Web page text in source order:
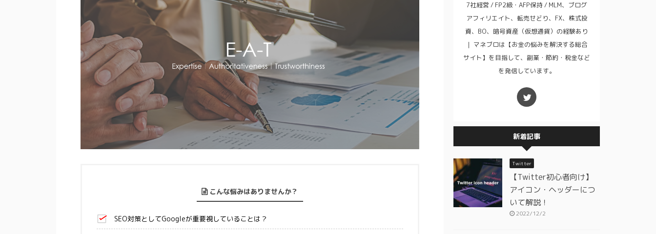
こんな悩みはありませんか？
SEO対策としてGoogleが重要視していることは？
7社経営 / FP2級・AFP保持 / MLM、ブログ
アフィリエイト、転売せどり、FX、株式投
資、BO、暗号資産（仮想通貨）の経験あり
｜ マネブロは【お金の悩みを解決する総合
サイト】を目指して、副業・節約・税金など
を発信しています。
新着記事
Twitter
【Twitter初心者向け】
アイコン・ヘッダーにつ
いて解説！
2022/12/2